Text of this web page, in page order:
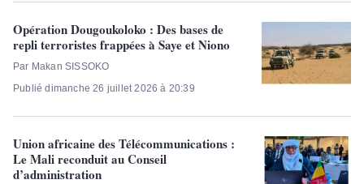
Opération Dougoukoloko : Des bases de
repli terroristes frappées à Saye et Niono
Par Makan SISSOKO
Publié dimanche 26 juillet 2026 à 20:39
Union africaine des Télécommunications :
Le Mali reconduit au Conseil
d’administration